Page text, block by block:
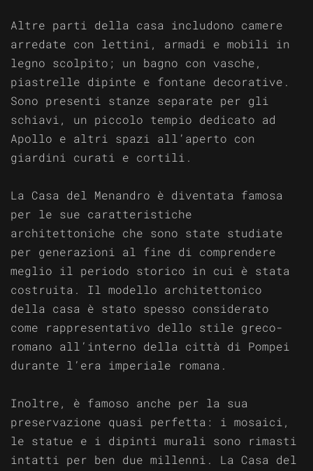
Altre parti della casa includono camere
arredate con lettini, armadi e mobili in
legno scolpito; un bagno con vasche,
piastrelle dipinte e fontane decorative.
Sono presenti stanze separate per gli
schiavi, un piccolo tempio dedicato ad
Apollo e altri spazi all’aperto con
giardini curati e cortili.
La Casa del Menandro è diventata famosa
per le sue caratteristiche
architettoniche che sono state studiate
per generazioni al fine di comprendere
meglio il periodo storico in cui è stata
costruita. Il modello architettonico
della casa è stato spesso considerato
come rappresentativo dello stile greco-
romano all’interno della città di Pompei
durante l’era imperiale romana.
Inoltre, è famoso anche per la sua
preservazione quasi perfetta: i mosaici,
le statue e i dipinti murali sono rimasti
intatti per ben due millenni. La Casa del